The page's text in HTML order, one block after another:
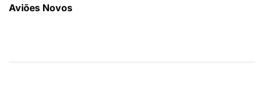
Aviões Novos